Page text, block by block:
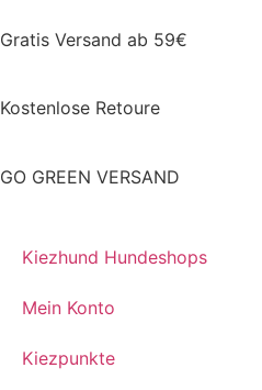
Gratis Versand ab 59€
Kostenlose Retoure
GO GREEN VERSAND
Kiezhund Hundeshops
Mein Konto
Kiezpunkte